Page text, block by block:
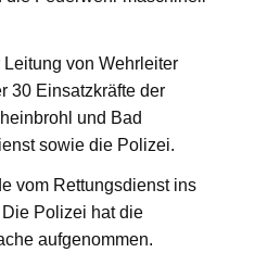
Leitung von Wehrleiter
30 Einsatzkräfte der
und Bad
sowie die Polizei.
vom Rettungsdienst ins
Polizei hat die
aufgenommen.